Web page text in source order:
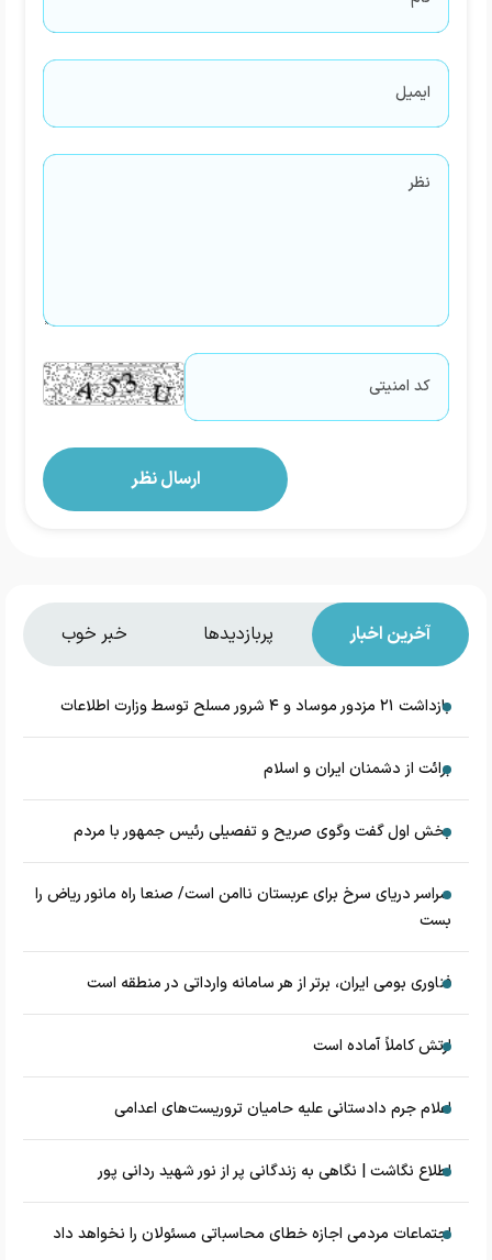
آخرین اخبار پربازدیدها خبر خوب
بازداشت ۲۱ مزدور موساد و ۴ شرور مسلح توسط وزارت اطلاعات
برائت از دشمنان ایران و اسلام
بخش اول گفت وگوی صریح و تفصیلی رئیس جمهور با مردم
سراسر دریای سرخ برای عربستان ناامن است/ صنعا راه مانور ریاض را
بست
فناوری بومی ایران، برتر از هر سامانه وارداتی در منطقه است
ارتش کاملاً آماده است
اعلام جرم دادستانی علیه حامیان تروریست‌های اعدامی
اطلاع نگاشت | نگاهی به زندگانی پر از نور شهید ردانی پور
اجتماعات مردمی اجازه خطای محاسباتی مسئولان را نخواهد داد